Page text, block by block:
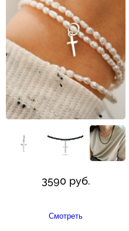
3590 руб.
Смотреть